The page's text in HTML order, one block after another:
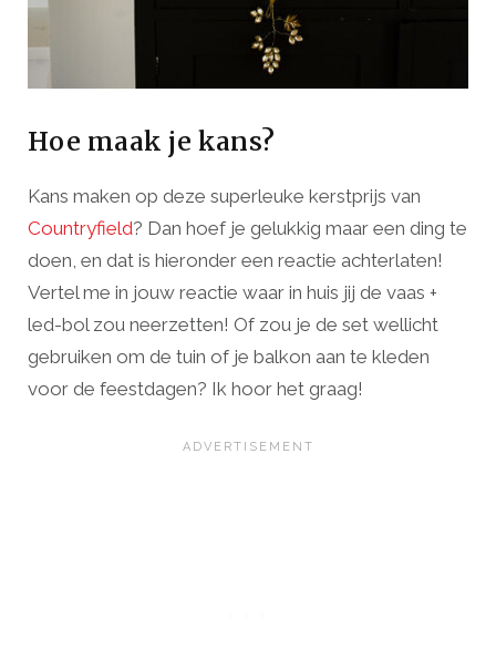
Hoe maak je kans?
Kans maken op deze superleuke kerstprijs van
Countryfield? Dan hoef je gelukkig maar een ding te
doen, en dat is hieronder een reactie achterlaten!
Vertel me in jouw reactie waar in huis jij de vaas +
led-bol zou neerzetten! Of zou je de set wellicht
gebruiken om de tuin of je balkon aan te kleden
voor de feestdagen? Ik hoor het graag!